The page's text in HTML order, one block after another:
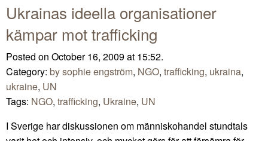
Ukrainas ideella organisationer
kämpar mot trafficking
Posted on October 16, 2009 at 15:52.
Category: by sophie engström, NGO, trafficking, ukraina,
ukraine, UN
Tags: NGO, trafficking, Ukraine, UN
I Sverige har diskussionen om människohandel stundtals